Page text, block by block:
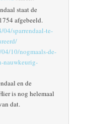
staat de
afgebeeld.
sparrendaal-te-
10/nogmaals-de-
nauwkeurig-
en de
is nog helemaal
dat.